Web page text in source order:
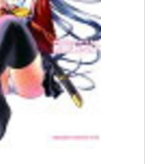
omahima/
sp/omamori/